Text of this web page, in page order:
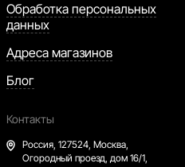
Обработка персональных
данных
Адреса магазинов
Блог
Контакты
Россия, 127524, Москва,
Огородный проезд, дом 16/1,